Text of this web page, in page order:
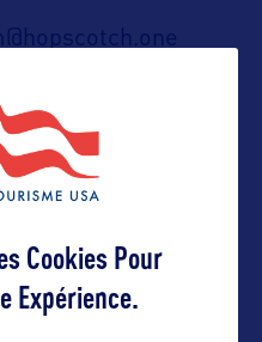
Cookies Pour
Expérience.